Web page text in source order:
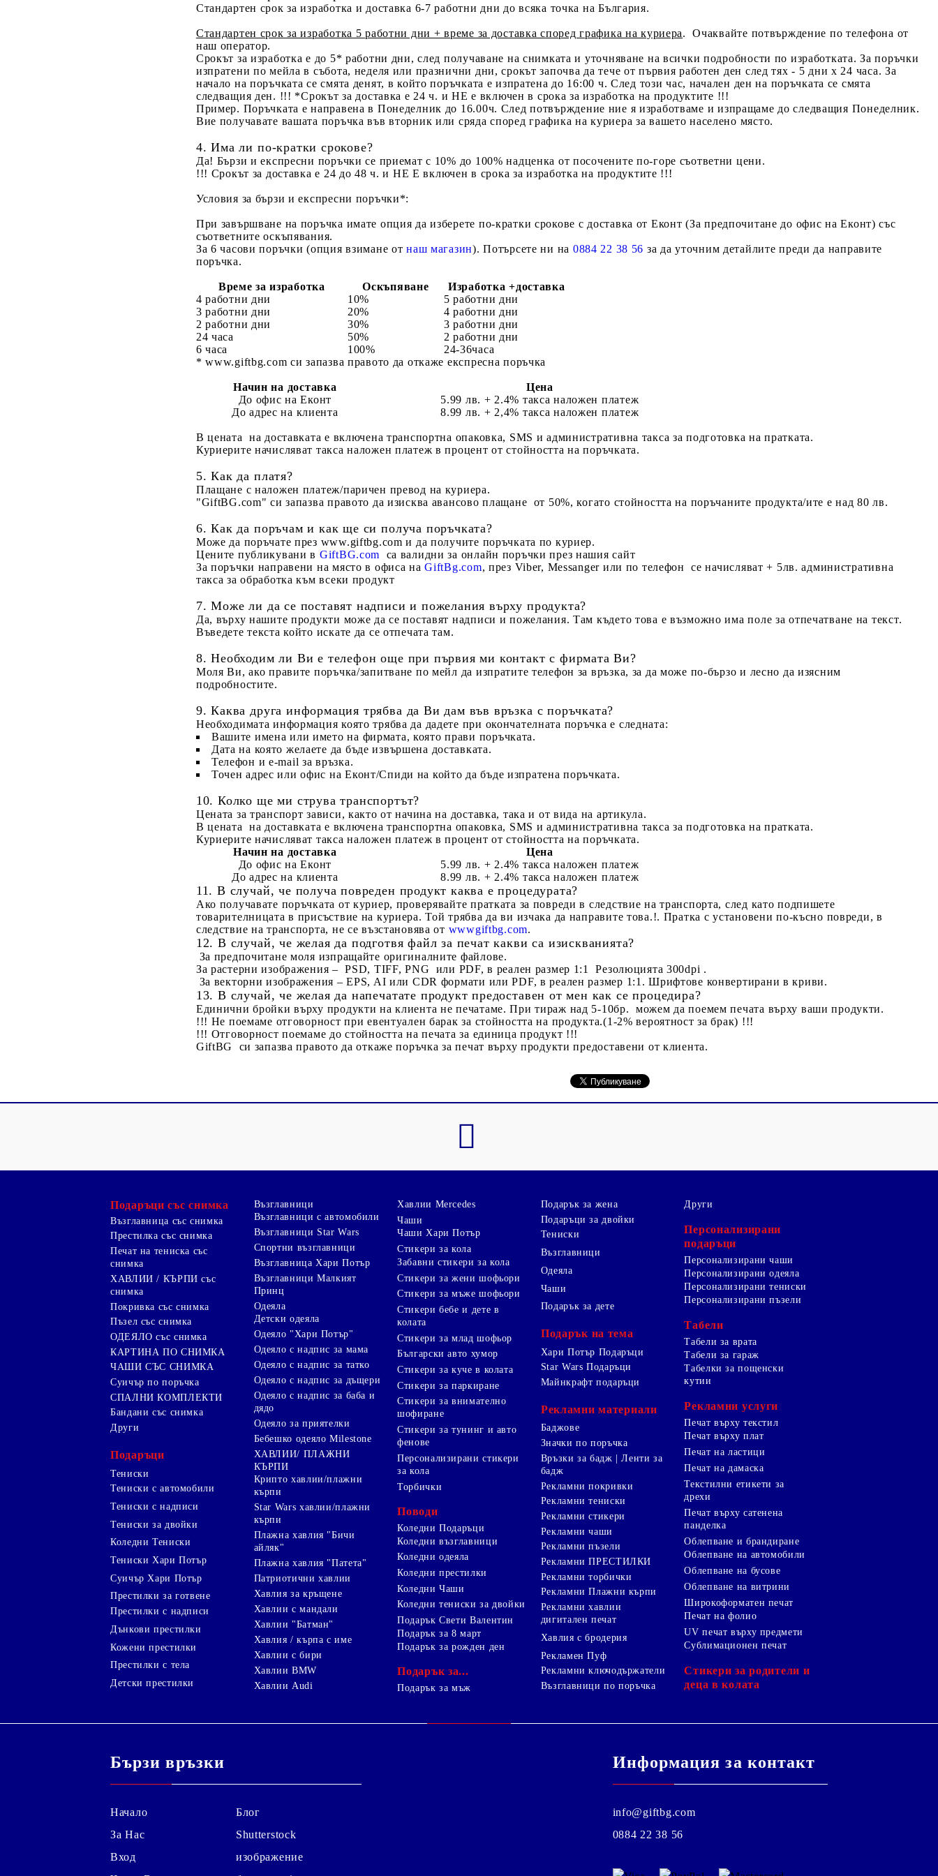
Възглавници по поръчка
Стандартен срок за изработка и доставка 6-7 работни дни до всяка точка на България.
Стандартен срок за изработка 5 работни дни + време за доставка според графика на куриера. Очаквайте потвърждение по телефона от
наш оператор.
Срокът за изработка е до 5* работни дни, след получаване на снимката и уточняване на всички подробности по изработката. За поръчки
изпратени по мейла в събота, неделя или празнични дни, срокът започва да тече от първия работен ден след тях - 5 дни х 24 часа. За
начало на поръчката се смята денят, в който поръчката е изпратена до 16:00 ч. След този час, начален ден на поръчката се смята
следващия ден. !!! *Срокът за доставка е 24 ч. и НЕ е включен в срока за изработка на продуктите !!!
Пример. Поръчката е направена в Понеделник до 16.00ч. След потвърждение ние я изработваме и изпращаме доследващия Понеделник.
Вие получавате вашата поръчка във вторник или сряда според графика на куриера за вашето населено място.
4. Има ли по-кратки срокове?
Да! Бързи и експресни поръчки се приемат с 10% до 100% надценка от посочените по-горе съответни цени.
!!! Срокът за доставка е 24 до 48 ч. и НЕ Е включен в срока за изработка на продуктите !!!
Условия за бързи и експресни поръчки*:
При завършване на поръчка имате опция да изберете по-кратки срокове с доставка от Еконт (За предпочитане до офис на Еконт) със
съответните оскъпявания.
За 6 часови поръчки (опция взимане отнаш магазин). Потърсете ни на 0884 22 38 56 за да уточним детайлите преди да направите
поръчка.
Време за изработка Оскъпяване
Изработка +доставка
4 работни дни
10%
5 работни дни
3 работни дни
20%
4 работни дни
2 работни дни
30%
3 работни дни
24 часа
50%
2 работни дни
6 часа
100%
24-36часа
* www.giftbg.com си запазва правотo да откаже експресна поръчка
Начин на доставка
Цена
До офис на Еконт
5.99 лв. + 2.4% такса наложен платеж
До адрес на клиента
8.99 лв. + 2,4% такса наложен платеж
В цената на доставката е включена транспортна опаковка, SMS и административна такса за подготовка на пратката.
Куриерите начисляват такса наложен платеж в процент от стойността на поръчката.
5. Как да платя?
Плащане с наложен платеж/паричен превод на куриера.
"GiftBG.com" си запазва правото да изисква авансово плащане от 50%, когато стойността на поръчаните продукта/ите е над 80 лв.
6. Как да поръчам и как ще си получа поръчката?
Може да поръчате през www.giftbg.com и да получите поръчката по куриер.
Цените публикувани в GiftBG.com са валидни за онлайн поръчки през нашия сайт
За поръчки направени на място в офиса наGiftBg.com, през Viber, Mеssanger или по телефон се начисляват + 5лв. административна
такса за обработка към всеки продукт
7. Може ли да се поставят надписи и пожелания върху продукта?
Да, върху нашите продукти може да се поставят надписи и пожелания. Там където това е възможно има поле за отпечатване на текст.
Въведете текста който искате да се отпечата там.
8. Необходим ли Ви е телефон още при първия ми контакт с фирмата Ви?
Моля Ви, ако правите поръчка/запитване по мейл да изпратите телефон за връзка, за да може по-бързо и лесно да изясним
подробностите.
9. Каква друга информация трябва да Ви дам във връзка с поръчката?
Необходимата информация която трябва да дадете при окончателната поръчка е следната:
Вашите имена или името на фирмата, която прави поръчката.
Дата на която желаете да бъде извършена доставката.
Телефон и e-mail за връзка.
Точен адрес или офис на Еконт/Спиди на който да бъде изпратена поръчката.
10. Колко ще ми струва транспортът?
Цената за транспорт зависи, както от начина на доставка, така и от вида на артикула.
В цената на доставката е включена транспортна опаковка, SMS и административна такса за подготовка на пратката.
Куриерите начисляват такса наложен платеж в процент от стойността на поръчката.
Начин на доставка
Цена
До офис на Еконт
5.99 лв. + 2.4% такса наложен платеж
До адрес на клиента
8.99 лв. + 2.4% такса наложен платеж
11. В случай, че получа повреден продукт каква е процедурата?
Ако получавате поръчката от куриер, проверявайте пратката за повреди в следствие на транспорта, след като подпишете
товарителницата в присъствие на куриера. Той трябва да ви изчака да направите това.!. Пратка с установени по-късно повреди, в
следствие на транспорта, не се възстановява от wwwgiftbg.com.
12. В случай, че желая да подготвя файл за печат какви са изискванията?
За предпочитане моля изпращайте оригиналните файлове.
За растерни изображения – PSD, TIFF, PNG или PDF, в реален размер 1:1 Резолюцията 300dpi .
За векторни изображения – EPS, AI или CDR формати или PDF, в реален размер 1:1. Шрифтове конвертирани в криви.
13. В случай, че желая да напечатате продукт предоставен от мен как се процедира?
Единични бройки върху продукти на клиента не печатаме. При тираж над 5-10бр. можем да поемем печата върху ваши продукти.
!!! Не поемаме отговорност при евентуален барак за стойността на продукта.(1-2% вероятност за брак) !!!
!!! Отговорност поемаме до стойността на печата за единица продукт !!!
GiftBG си запазва правото да откаже поръчка за печат върху продукти предоставени от клиента.
Подаръци със снимка
Възглавница със снимка
Престилка със снимка
Печат на тениска със
снимка
ХАВЛИИ / КЪРПИ със
снимка
Покривка със снимка
Пъзел със снимка
ОДЕЯЛО със снимка
КАРТИНА ПО СНИМКА
ЧАШИ СЪС СНИМКА
Суичър по поръчка
СПАЛНИ КОМПЛЕКТИ
Бандани със снимка
Други
Подаръци
Тениски
Тениски с автомобили
Тениски с надписи
Тениски за двойки
Коледни Тениски
Тениски Хари Потър
Суичър Хари Потър
Престилки за готвене
Престилки с надписи
Дънкови престилки
Кожени престилки
Престилки с тела
Детски престилки
Възглавници
Възглавници с автомобили
Възглавници Star Wars
Спортни възглавници
Възглавница Хари Потър
Възглавници Малкият
Принц
Одеяла
Детски одеяла
Одеяло "Хари Потър"
Одеяло с надпис за мама
Одеяло с надпис за татко
Одеяло с надпис за дъщери
Одеяло с надпис за баба и
дядо
Одеяло за приятелки
Бебешко одеяло Milestone
ХАВЛИИ/ ПЛАЖНИ
КЪРПИ
Крипто хавлии/плажни
кърпи
Star Wars хавлии/плажни
кърпи
Плажна хавлия "Бичи
айляк"
Плажна хавлия "Патета"
Патриотични хавлии
Хавлия за кръщене
Хавлии с мандали
Хавлии "Батман"
Хавлия / кърпа с име
Хавлии с бири
Хавлии BMW
Хавлии Audi
Хавлии Mercedes
Чаши
Чаши Хари Потър
Стикери за кола
Забавни стикери за кола
Стикери за жени шофьори
Стикери за мъже шофьори
Стикери бебе и дете в
колата
Стикери за млад шофьор
Български авто хумор
Стикери за куче в колата
Стикери за паркиране
Стикери за внимателно
шофиране
Стикери за тунинг и авто
фенове
Персонализирани стикери
за кола
Торбички
Поводи
Коледни Подаръци
Коледни възглавници
Коледни одеяла
Коледни престилки
Коледни Чаши
Коледни тениски за двойки
Подарък Свети Валентин
Подарък за 8 март
Подарък за рожден ден
Подарък за...
Подарък за мъж
Подарък за жена
Подаръци за двойки
Тениски
Възглавници
Одеяла
Чаши
Подарък за дете
Подарък на тема
Хари Потър Подаръци
Star Wars Подаръци
Майнкрафт подаръци
Рекламни материали
Баджове
Значки по поръчка
Връзки за бадж | Ленти за
бадж
Рекламни покривки
Рекламни тениски
Рекламни стикери
Рекламни чаши
Рекламни пъзели
Рекламни ПРЕСТИЛКИ
Рекламни торбички
Рекламни Плажни кърпи
Рекламни хавлии
дигитален печат
Хавлия с бродерия
Рекламен Пуф
Рекламни ключодържатели
Възглавници по поръчка
Други
Персонализирани
подаръци
Персонализирани чаши
Персонализирани одеяла
Персонализирани тениски
Персонализирани пъзели
Табели
Табели за врата
Табели за гараж
Табелки за пощенски
кутии
Рекламни услуги
Печат върху текстил
Печат върху плат
Печат на ластици
Печат на дамаска
Текстилни етикети за
дрехи
Печат върху сатенена
панделка
Облепване и брандиране
Облепване на автомобили
Облепване на бусове
Облепване на витрини
Широкоформатен печат
Печат на фолио
UV печат върху предмети
Сублимационен печат
Стикери за родители и
деца в колата
Бързи връзки
Начало
За Нас
Вход
Блог
Shutterstock
изображение
Информация за контакт
info@giftbg.com
0884 22 38 56